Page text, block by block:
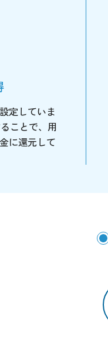
定していま
ことで、用
に還元して